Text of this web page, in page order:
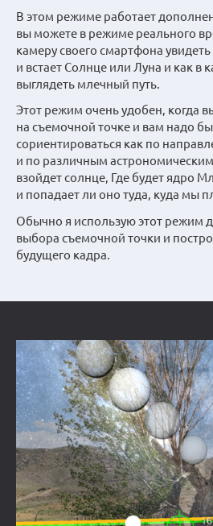
В этом режиме работает
вы можете в режиме реального
камеру своего смартфона увидеть
и встает Солнце или Луна и как в
выглядеть млечный путь.
Этот режим очень удобен, когда
на съемочной точке и вам надо
сориентироваться как по
и по различным
взойдет солнце, Где будет ядро
и попадает ли оно туда, куда мы
Обычно я использую этот режим
выбора съемочной точки и
будущего кадра.